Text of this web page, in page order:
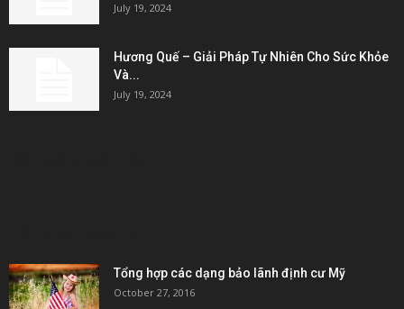
July 19, 2024
Hương Quế – Giải Pháp Tự Nhiên Cho Sức Khỏe
Và...
July 19, 2024
Tổng hợp các dạng bảo lãnh định cư Mỹ
October 27, 2016